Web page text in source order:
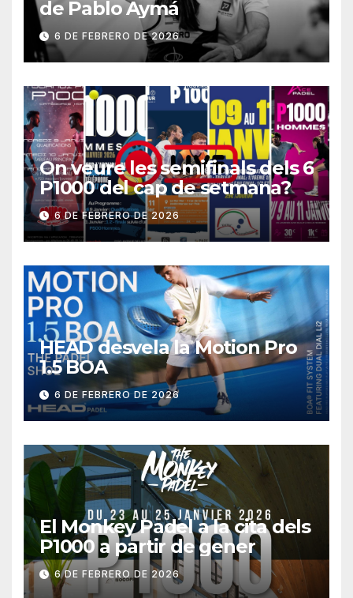
de Pablo Aymá
6 DE FEBRERO DE 2026
On veure les semifinals dels 6
P1000 del cap de setmana?
6 DE FEBRERO DE 2026
HEAD desvela la Motion Pro
1.5 BOA
6 DE FEBRERO DE 2026
El Monkey Padel a la cita dels
P1000 a partir de gener
6 DE FEBRERO DE 2026